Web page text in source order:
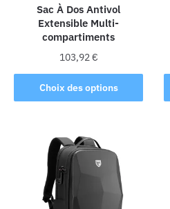
la
page
du
produit
Sac À Dos Antivol
Extensible Multi-
compartiments
103,92€
Choix des options
Ce
produit
plusieurs
variations.
Les